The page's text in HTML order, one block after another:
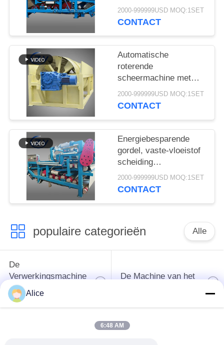
ontwatering in cassava
zetmeel verwerking
2000-999999USD MOQ:1SET
CONTACT
Automatische
roterende
scheermachine met
stabiele prestaties voor
de productie van
2000-999999USD MOQ:1SET
CONTACT
Energiebesparende
gordel, vaste-vloeistof
scheiding
ontwateringsmachine
met een
2000-999999USD MOQ:1SET
CONTACT
populaire categorieën Alle
De
Verwerkingsmachine
van het
maniokzetmeel
De Machine van het
De
Alice
6:48 AM